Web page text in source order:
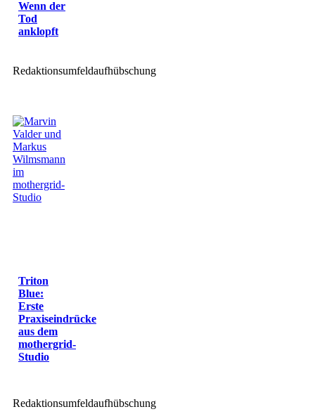
Wenn der
Tod
anklopft
Redaktionsumfeldaufhübschung
Triton
Blue:
Erste
Praxiseindrücke
aus dem
mothergrid-
Studio
Redaktionsumfeldaufhübschung